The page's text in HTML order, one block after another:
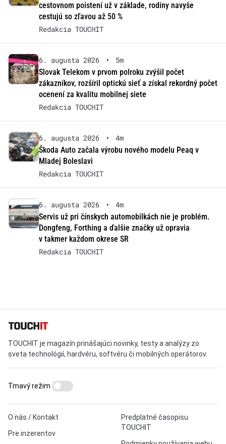
cestovnom poistení už v základe, rodiny navyše
cestujú so zľavou až 50 %
Redakcia TOUCHIT
6. augusta 2026 •
5m
Slovak Telekom v prvom polroku zvýšil počet
zákazníkov, rozšíril optickú sieť a získal rekordný počet
ocenení za kvalitu mobilnej siete
Redakcia TOUCHIT
6. augusta 2026 •
4m
Škoda Auto začala výrobu nového modelu Peaq v
Mladej Boleslavi
Redakcia TOUCHIT
6. augusta 2026 •
4m
Servis už pri čínskych automobilkách nie je problém.
Dongfeng, Forthing a ďalšie značky už opravia
v takmer každom okrese SR
Redakcia TOUCHIT
TOUCHIT je magazín prinášajúci novinky, testy a analýzy zo
sveta technológií, hardvéru, softvéru či mobilných operátorov.
O nás / Kontakt
Pre inzerentov
Predplatné časopisu
TOUCHIT
Tmavý režim